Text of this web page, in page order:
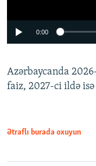
0:00
Azərbaycanda
faiz, 2027-ci ildə
Ətraflı burada oxuyun